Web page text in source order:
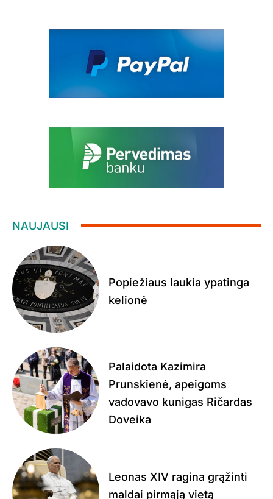
NAUJAUSI
Popiežiaus laukia ypatinga
kelionė
Palaidota Kazimira
Prunskienė, apeigoms
vadovavo kunigas Ričardas
Doveika
Leonas XIV ragina grąžinti
maldai pirmąją vietą